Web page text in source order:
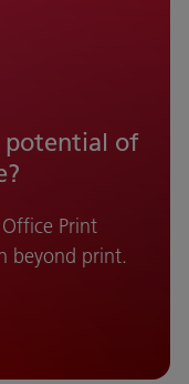
potential of
Print
beyond print.